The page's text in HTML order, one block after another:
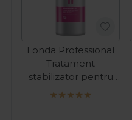
Londa Professional
Tratament
stabilizator pentru
par vopsit Color